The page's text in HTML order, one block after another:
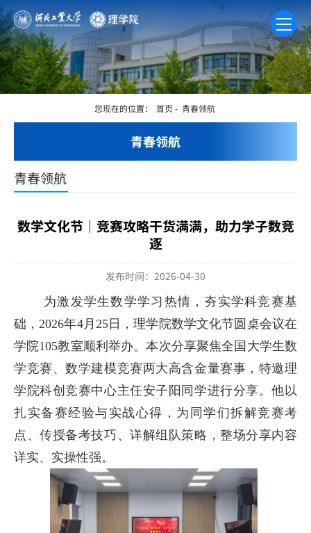
青春领航
您现在的位置： 首页 - 青春领航
青春领航
数学文化节｜竞赛攻略干货满满，助力学子数竞
逐
发布时间：2026-04-30
为激发学生数学学习热情，夯实学科竞赛基
础，2026年4月25日，理学院数学文化节圆桌会议在
学院105教室顺利举办。本次分享聚焦全国大学生数
学竞赛、数学建模竞赛两大高含金量赛事，特邀理
学院科创竞赛中心主任安子阳同学进行分享。他以
扎实备赛经验与实战心得，为同学们拆解竞赛考
点、传授备考技巧、详解组队策略，整场分享内容
详实、实操性强。